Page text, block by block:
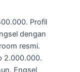
Profil
dengan
resmi.
2.000.000.
Engsel